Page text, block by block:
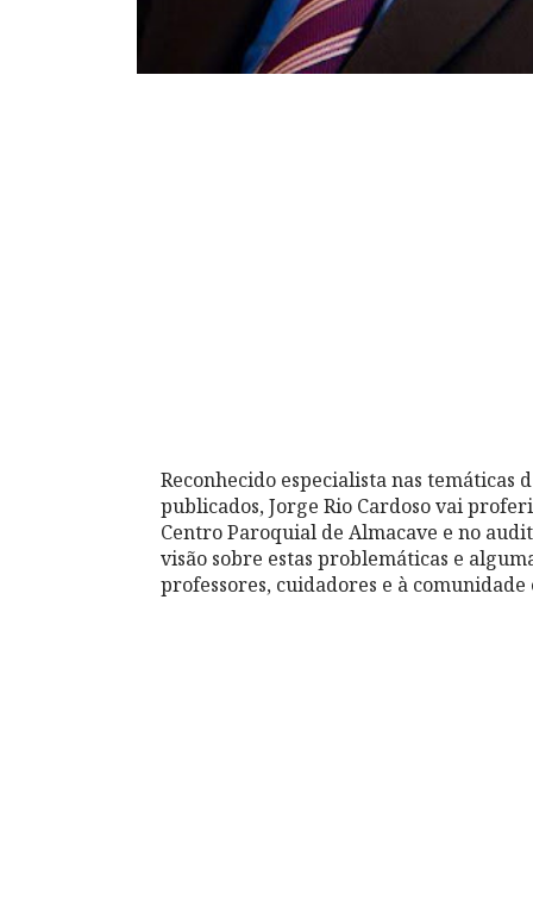
Reconhecido especialista nas temáticas
publicados, Jorge Rio Cardoso vai
Centro Paroquial de Almacave e no
visão sobre estas problemáticas e
professores, cuidadores e à